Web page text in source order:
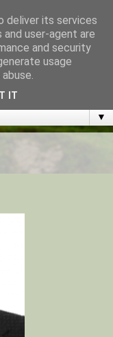
muuttaa
▼
deliver its services
user-agent are
and security
usage
IT